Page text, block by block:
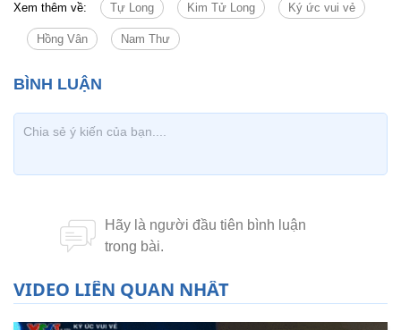
Xem thêm về: Tự Long Kim Tử Long Ký ức vui vẻ
Hồng Vân Nam Thư
VIDEO LIÊN QUAN NHẤT